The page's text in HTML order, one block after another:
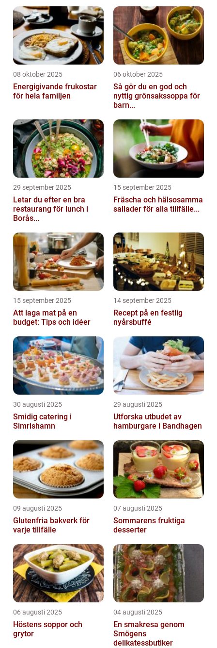
08 oktober 2025
Energigivande frukostar
för hela familjen
06 oktober 2025
Så gör du en god och
nyttig grönsakssoppa för
barn...
29 september 2025
Letar du efter en bra
restaurang för lunch i
Borås...
15 september 2025
Fräscha och hälsosamma
sallader för alla tillfälle...
15 september 2025
Att laga mat på en
budget: Tips och idéer
14 september 2025
Recept på en festlig
nyårsbuffé
30 augusti 2025
Smidig catering i
Simrishamn
29 augusti 2025
Utforska utbudet av
hamburgare i Bandhagen
09 augusti 2025
Glutenfria bakverk för
varje tillfälle
07 augusti 2025
Sommarens fruktiga
desserter
06 augusti 2025
Höstens soppor och
grytor
04 augusti 2025
En smakresa genom
Smögens
delikatessbutiker